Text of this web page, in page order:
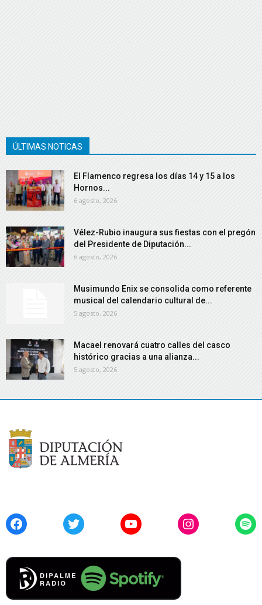
ÚLTIMAS NOTICAS
El Flamenco regresa los días 14 y 15 a los
Hornos...
6 agosto, 2026
Vélez-Rubio inaugura sus fiestas con el pregón
del Presidente de Diputación...
6 agosto, 2026
Musimundo Enix se consolida como referente
musical del calendario cultural de...
5 agosto, 2026
Macael renovará cuatro calles del casco
histórico gracias a una alianza...
5 agosto, 2026
FacebookTwitter YouTubeInstagram